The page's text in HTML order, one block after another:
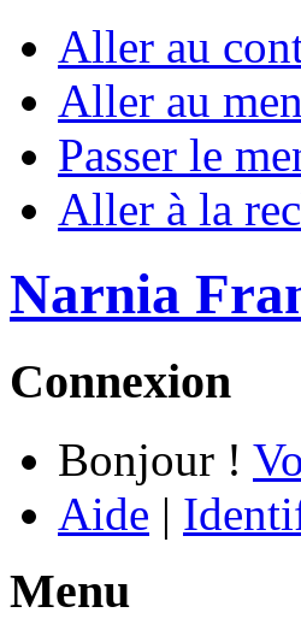
Aller au
Aller au
Passer le
Aller à la
Narnia
Connexion
Bonjour !
Aide |
Menu